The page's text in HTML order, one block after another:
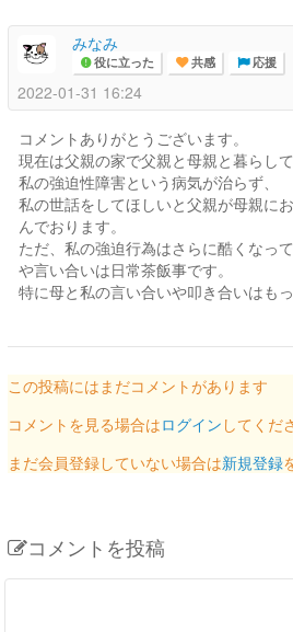
みなみ
役に立った 共感 応援
2022-01-31 16:24
コメントありがとうございます。
現在は父親の家で父親と母親と暮らして
私の強迫性障害という病気が治らず、
私の世話をしてほしいと父親が母親に
んでおります。
ただ、私の強迫行為はさらに酷くなっ
や言い合いは日常茶飯事です。
特に母と私の言い合いや叩き合いはもっ
この投稿にはまだコメントがあります
コメントを見る場合はログイン してくだ
まだ会員登録していない場合は新規登録
コメントを投稿